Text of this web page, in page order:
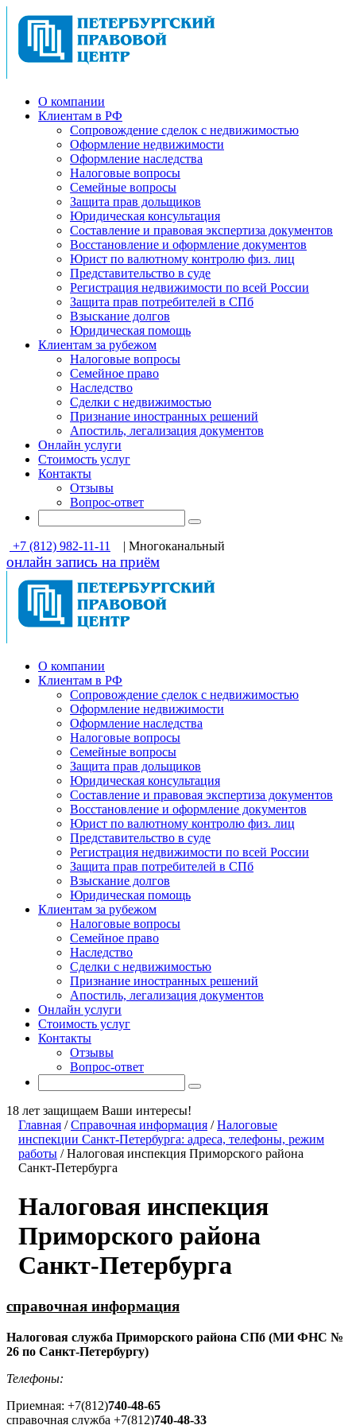
О компании
Клиентам в РФ
Cопровождение сделок с недвижимостью
Оформление недвижимости
Оформление наследства
Налоговые вопросы
Семейные вопросы
Защита прав дольщиков
Юридическая консультация
Составление и правовая экспертиза документов
Восстановление и оформление документов
Юрист по валютному контролю физ. лиц
Представительство в суде
Регистрация недвижимости по всей России
Защита прав потребителей в СПб
Взыскание долгов
Юридическая помощь
Клиентам за рубежом
Налоговые вопросы
Семейное право
Наследство
Сделки с недвижимостью
Признание иностранных решений
Апостиль, легализация документов
Онлайн услуги
Стоимость услуг
Контакты
Отзывы
Вопрос-ответ
+7 (812) 982-11-11 | Многоканальный
онлайн запись на приём
О компании
Клиентам в РФ
Cопровождение сделок с недвижимостью
Оформление недвижимости
Оформление наследства
Налоговые вопросы
Семейные вопросы
Защита прав дольщиков
Юридическая консультация
Составление и правовая экспертиза документов
Восстановление и оформление документов
Юрист по валютному контролю физ. лиц
Представительство в суде
Регистрация недвижимости по всей России
Защита прав потребителей в СПб
Взыскание долгов
Юридическая помощь
Клиентам за рубежом
Налоговые вопросы
Семейное право
Наследство
Сделки с недвижимостью
Признание иностранных решений
Апостиль, легализация документов
Онлайн услуги
Стоимость услуг
Контакты
Отзывы
Вопрос-ответ
18 лет защищаем Ваши интересы!
Главная /Справочная информация /Налоговые
инспекции Санкт-Петербурга: адреса, телефоны, режим
работы /Налоговая инспекция Приморского района
Санкт-Петербурга
Налоговая инспекция
Приморского района
Санкт-Петербурга
справочная информация
Налоговая служба Приморского района СПб (МИ ФНС №
26 по Санкт-Петербургу)
Телефоны:
Приемная: +7(812)740-48-65
справочная служба +7(812)740-48-33